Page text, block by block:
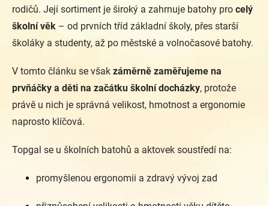
rodičů. Její sortiment je široký a zahrnuje batohy pro celý
školní věk – od prvních tříd základní školy, přes starší
školáky a studenty, až po městské a volnočasové batohy.
V tomto článku se však záměrně zaměřujeme na
prvňáčky a děti na začátku školní docházky, protože
právě u nich je správná velikost, hmotnost a ergonomie
naprosto klíčová.
Topgal se u školních batohů a aktovek soustředí na:
promyšlenou ergonomii a zdravý vývoj zad